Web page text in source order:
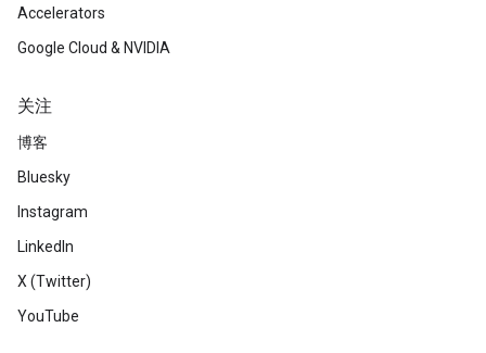
Accelerators
Google Cloud & NVIDIA
关注
博客
Bluesky
Instagram
LinkedIn
X (Twitter)
YouTube